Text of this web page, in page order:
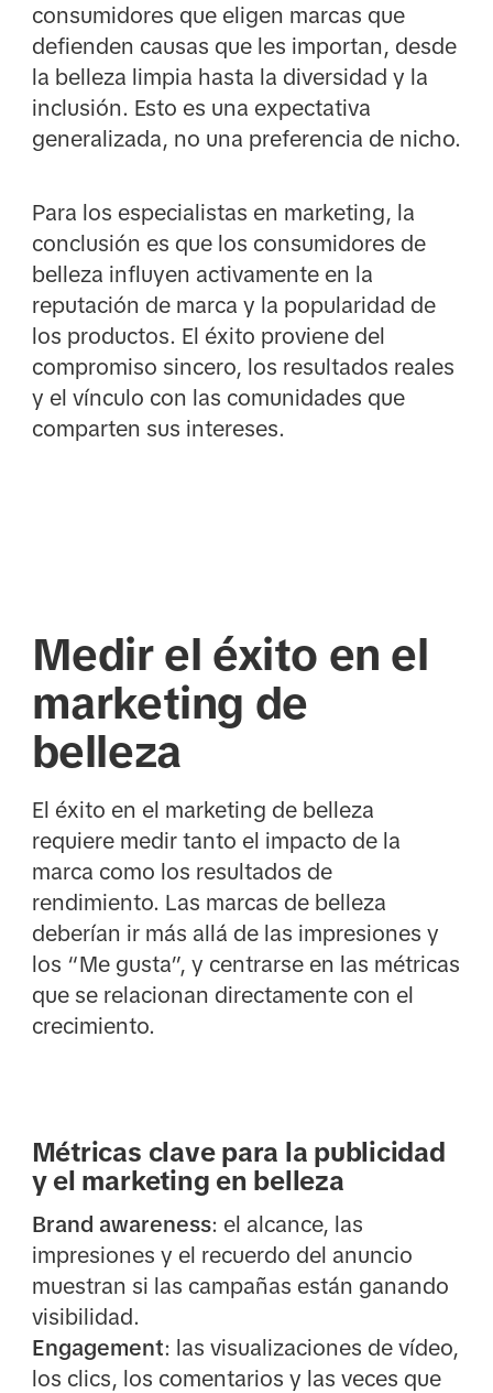
consumidores que eligen marcas que
defienden causas que les importan, desde
la belleza limpia hasta la diversidad y la
inclusión. Esto es una expectativa
generalizada, no una preferencia de nicho.
Para los especialistas en marketing, la
conclusión es que los consumidores de
belleza influyen activamente en la
reputación de marca y la popularidad de
los productos. El éxito proviene del
compromiso sincero, los resultados reales
y el vínculo con las comunidades que
comparten sus intereses.
Medir el éxito en el
marketing de
belleza
El éxito en el marketing de belleza
requiere medir tanto el impacto de la
marca como los resultados de
rendimiento. Las marcas de belleza
deberían ir más allá de las impresiones y
los “Me gusta”, y centrarse en las métricas
que se relacionan directamente con el
crecimiento.
Métricas clave para la publicidad
y el marketing en belleza
Brand awareness: el alcance, las
impresiones y el recuerdo del anuncio
muestran si las campañas están ganando
visibilidad.
Engagement: las visualizaciones de vídeo,
los clics, los comentarios y las veces que